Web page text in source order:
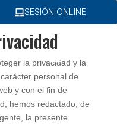
SESIÓN ONLINE
la privacidad y la
personal de
y con el fin de
hemos redactado, de
la presente